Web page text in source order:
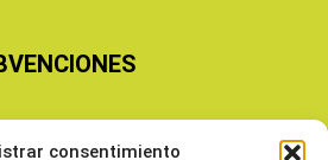
consentimiento